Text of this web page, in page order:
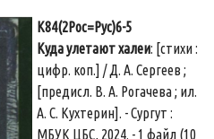
К84(2Рос=Рус)6-5
Куда улетают халеи: [стихи :
цифр. коп.] / Д. А. Сергеев ;
[предисл. В. А. Рогачева ; ил.
А. С. Кухтерин]. - Сургут :
МБУК ЦБС, 2024. - 1 файл (10